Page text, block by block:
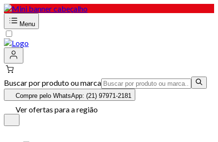
Menu
Buscar por produto ou marca
Compre pelo WhatsApp: (21) 97971-2181
Ver ofertas para a região